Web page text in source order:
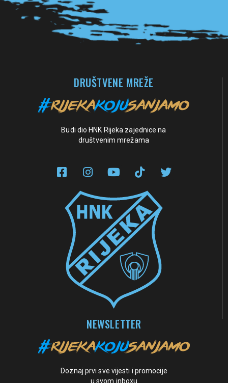
DRUŠTVENE MREŽE
Budi dio HNK Rijeka zajednice na
društvenim mrežama
NEWSLETTER
Doznaj prvi sve vijesti i promocije
u svom inboxu